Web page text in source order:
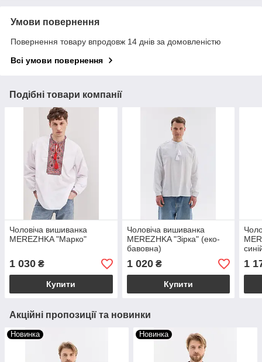
Умови повернення
Повернення товару впродовж 14 днів за домовленістю
Всі умови повернення
Подібні товари компанії
Чоловіча вишиванка
MEREZHKA "Марко"
1 030 ₴
Купити
Чоловіча вишиванка
MEREZHKA "Зірка" (еко-
бавовна)
1 020₴
Купити
1
Акційні пропозиції та новинки
Новинка Новинка